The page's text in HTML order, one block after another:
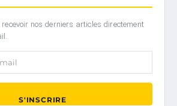
nos derniers articles directement
S'INSCRIRE